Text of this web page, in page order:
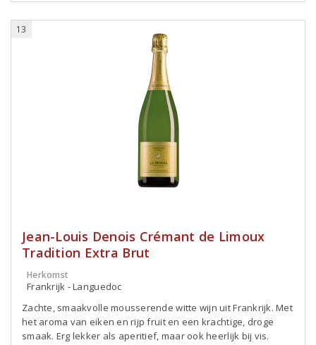
13
Jean-Louis Denois Crémant de Limoux
Tradition Extra Brut
Herkomst
Frankrijk - Languedoc
Zachte, smaakvolle mousserende witte wijn uit Frankrijk. Met
het aroma van eiken en rijp fruit en een krachtige, droge
smaak. Erg lekker als aperitief, maar ook heerlijk bij vis.